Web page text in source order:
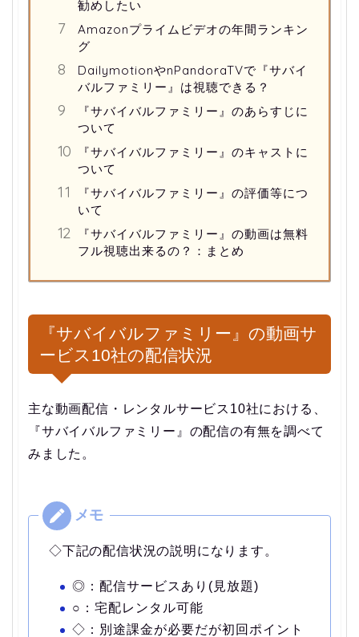
勧めしたい
Amazonプライムビデオの年間ランキン
グ
DailymotionやnPandoraTVで『サバイ
バルファミリー』は視聴できる？
『サバイバルファミリー』のあらすじに
ついて
『サバイバルファミリー』のキャストに
ついて
『サバイバルファミリー』の評価等につ
いて
『サバイバルファミリー』の動画は無料
フル視聴出来るの？：まとめ
『サバイバルファミリー』の動画サ
ービス10社の配信状況
主な動画配信・レンタルサービス10社における、
『サバイバルファミリー』の配信の有無を調べて
みました。
◇下記の配信状況の説明になります。
◎：配信サービスあり(見放題)
○：宅配レンタル可能
◇：別途課金が必要だが初回ポイント